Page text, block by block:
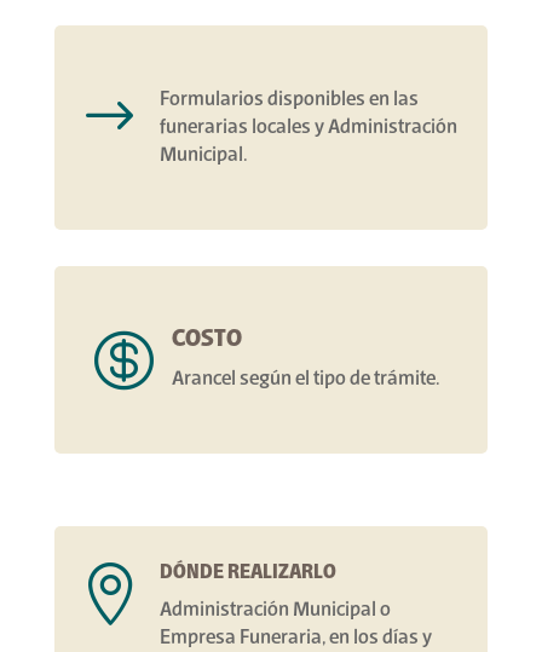
$
Formularios disponibles en las
funerarias locales y Administración
Municipal.
 COSTO
Arancel según el tipo de trámite.

DÓNDE REALIZARLO
Administración Municipal o
Empresa Funeraria, en los días y